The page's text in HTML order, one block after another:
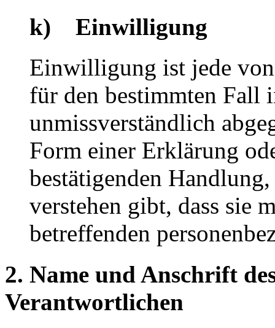
k) Einwilligung
Einwilligung ist jede
für den bestimmten Fall
unmissverständlich
Form einer Erklärung
bestätigenden
verstehen gibt, dass sie
betreffenden
2. Name und Anschrift
Verantwortlichen